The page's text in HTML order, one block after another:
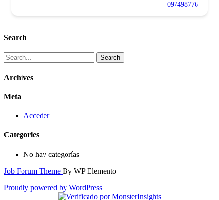
097498776
Search
Archives
Meta
Acceder
Categories
No hay categorías
Job Forum Theme By WP Elemento
Proudly powered by WordPress